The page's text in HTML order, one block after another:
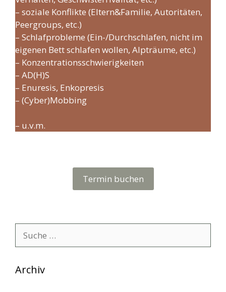
– soziale Konflikte (Eltern&Familie, Autoritäten,
Peergroups, etc.)
– Schlafprobleme (Ein-/Durchschlafen, nicht im
eigenen Bett schlafen wollen, Alpträume, etc.)
– Konzentrationsschwierigkeiten
– AD(H)S
– Enuresis, Enkopresis
– (Cyber)Mobbing
– u.v.m.
Termin buchen
nach:
Archiv